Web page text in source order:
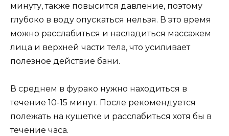
минуту, также повысится давление, поэтому
глубоко в воду опускаться нельзя. В это время
можно расслабиться и насладиться массажем
лица и верхней части тела, что усиливает
полезное действие бани.
В среднем в фурако нужно находиться в
течение 10-15 минут. После рекомендуется
полежать на кушетке и расслабиться хотя бы в
течение часа.